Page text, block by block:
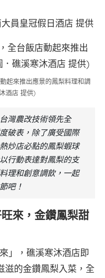
員皇冠假日酒店 提供
起來推出應景的鳳梨料理和調
酒店 提供)
灣農改技術領先全
破表，除了廣受國際
炒店必點的鳳梨蝦球
行動表達對鳳梨的支
理和創意調飲，一起
吧！
來，金鑽鳳梨甜
」，礁溪寒沐酒店即
滋的金鑽鳳梨入菜，全